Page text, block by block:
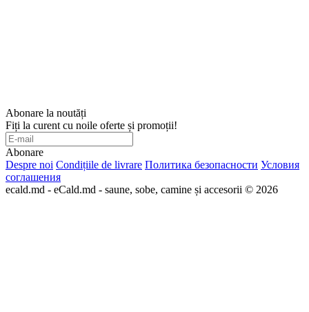
Abonare la noutăți
Fiți la curent cu noile oferte și promoții!
Abonare
Despre noi Condițiile de livrare Политика безопасности Условия
соглашения
ecald.md - eCald.md - saune, sobe, camine și accesorii © 2026